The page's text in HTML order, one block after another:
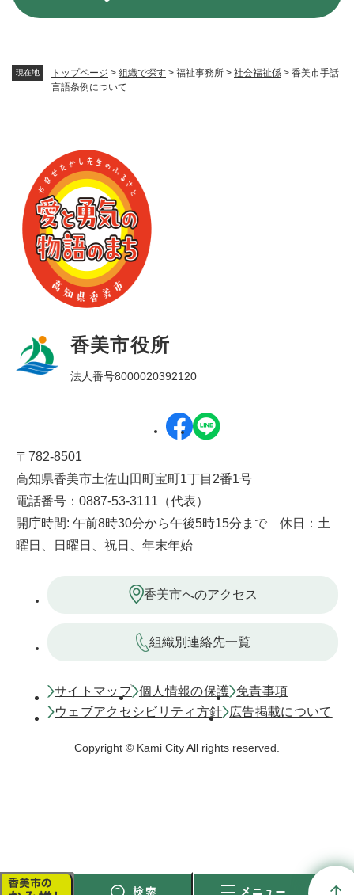
現在地 トップページ > 組織で探す > 福祉事務所 > 社会福祉係 > 香美市手話
言語条例について
香美市役所
法人番号8000020392120
〒782-8501
高知県香美市土佐山田町宝町1丁目2番1号
電話番号：0887-53-3111（代表）
開庁時間: 午前8時30分から午後5時15分まで 休日：土
曜日、日曜日、祝日、年末年始
香美市へのアクセス
組織別連絡先一覧
サイトマップ 個人情報の保護 免責事項
ウェブアクセシビリティ方針
広告掲載について
Copyright © Kami City All rights reserved.